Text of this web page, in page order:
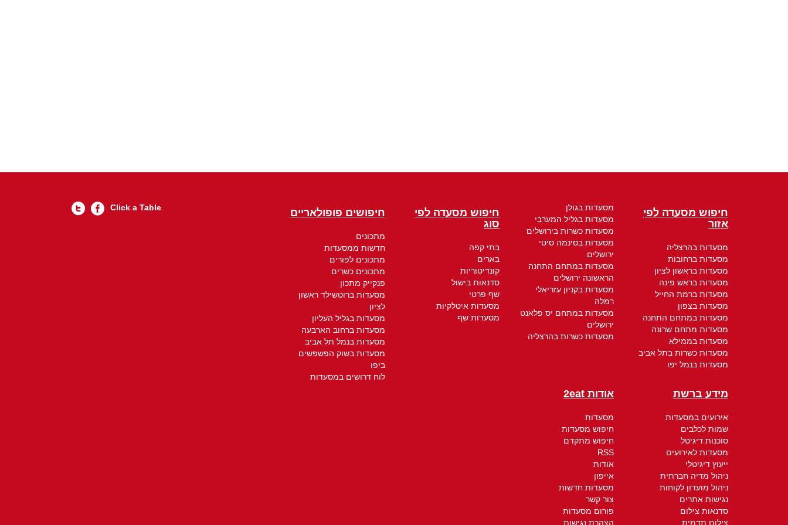
חיפוש מסעדה לפי
אזור
מסעדות בהרצליה
מסעדות ברחובות
מסעדות בראשון לציון
מסעדות בראש פינה
מסעדות ברמת החייל
מסעדות בצפון
מסעדות במתחם התחנה
מסעדות מתחם שרונה
מסעדות בממילא
מסעדות כשרות בתל אביב
מסעדות בנמל יפו
מסעדות בגולן
מסעדות בגליל המערבי
מסעדות כשרות בירושלים
מסעדות בסינמה סיטי
ירושלים
מסעדות במתחם התחנה
הראשונה ירושלים
מסעדות בקניון עזריאלי
רמלה
מסעדות במתחם יס פלאנט
ירושלים
מסעדות כשרות בהרצליה
חיפוש מסעדה לפי
סוג
בתי קפה
בארים
קונדיטוריות
סדנאות בישול
שף פרטי
מסעדות איטלקיות
מסעדות שף
חיפושים פופולאריים
מתכונים
חדשות ממסעדות
מתכונים לפורים
מתכונים כשרים
פנקייק מתכון
מסעדות ברוטשילד ראשון
לציון
מסעדות בגליל העליון
מסעדות ברחוב הארבעה
מסעדות בנמל תל אביב
מסעדות בשוק הפשפשים
ביפו
לוח דרושים במסעדות
מידע ברשת
אירועים במסעדות
שמות לכלבים
סוכנות דיגיטל
מסעדות לאירועים
ייעוץ דיגיטלי
ניהול מדיה חברתית
ניהול מועדון לקוחות
נגישות אתרים
סדנאות צילום
צילום תדמית
אודות 2eat
מסעדות
חיפוש מסעדות
חיפוש מתקדם
RSS
אודות
אייפון
מסעדות חדשות
צור קשר
פורום מסעדות
הצהרת נגישות
Click a Table